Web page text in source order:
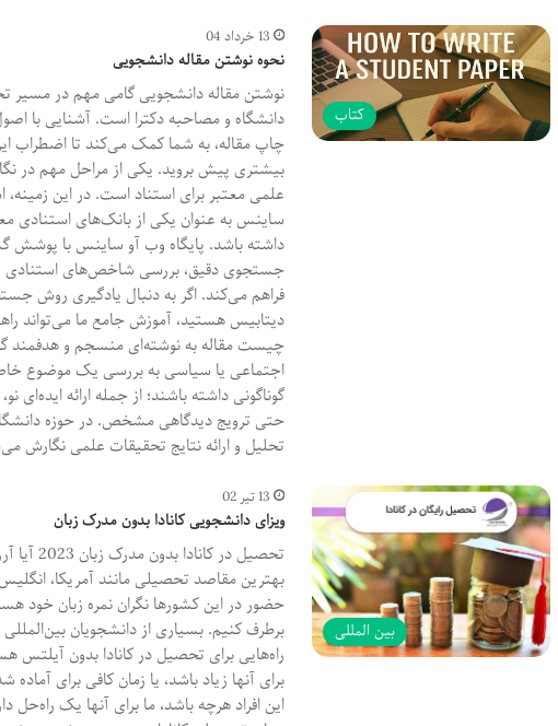
کتاب
13 خرداد 04
نحوه نوشتن مقاله دانشجویی
نوشتن مقاله دانشجویی گامی مهم در مسیر
دانشگاه و مصاحبه دکترا است. آشنایی با
چاپ مقاله، به شما کمک می‌کند تا اضطراب
بیشتری پیش بروید. یکی از مراحل مهم در
علمی معتبر برای استناد است. در این زمینه،
ساینس به عنوان یکی از بانک‌های استنادی
داشته باشد. پایگاه وب آو ساینس با پوشش
جستجوی دقیق، بررسی شاخص‌های استنادی
فراهم می‌کند. اگر به دنبال یادگیری روش
دیتابیس هستید، آموزش جامع ما می‌تواند
چیست مقاله به نوشته‌ای منسجم و هدفمند
اجتماعی یا سیاسی به بررسی یک موضوع
گوناگونی داشته باشند؛ از جمله ارائه ایده‌ای
حتی ترویج دیدگاهی مشخص. در حوزه
تحلیل و ارائه نتایج تحقیقات علمی نگارش
بین المللی
13 تیر 02
ویزای دانشجویی کانادا بدون مدرک زبان
تحصیل در
بهترین مقاصد تحصیلی مانند آمریکا، انگلیس،
حضور در این کشورها نگران نمره زبان خود
برطرف کنیم. بسیاری از دانشجویان
راه‌هایی برای تحصیل در کانادا بدون
برای آنها زیاد باشد، یا زمان کافی برای
این افراد هرچه باشد، ما برای آنها یک راه‌حل